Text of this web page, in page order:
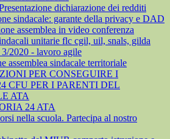
dichiarazione dei redditi
sindacale: garante della privacy e DAD
assemblea in video conferenza
unitarie flc cgil, uil, snals, gilda
2020 - lavoro agile
assemblea sindacale territoriale
PER CONSEGUIRE I
CFU PER I PARENTI DEL
ATA
24 ATA
nella scuola. Partecipa al nostro